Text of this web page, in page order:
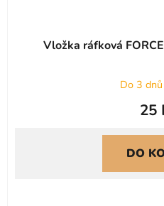
Vložka ráfková
Do 3 dnů
25
DO